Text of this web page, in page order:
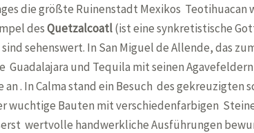
die größte Ruinenstadt Mexikos Teotihuacan
desQuetzalcoatl(ist eine synkretistische
sehenswert. In San Miguel de Allende, das
Guadalajara und Tequila mit seinen
. In Calma stand ein Besuch des gekreuzigten
Bauten mit verschiedenfarbigen
wertvolle handwerkliche Ausführungen